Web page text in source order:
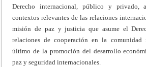
Derecho internacional, público y privado,
contextos relevantes de las relaciones
misión de paz y justicia que asume el
relaciones de cooperación en la
último de la promoción del desarrollo
paz y seguridad internacionales.